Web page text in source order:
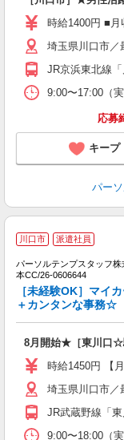
時給1400円 ■月
埼玉県川口市
JR京浜東北線
9:00〜17:00（
応募
キープ
パー
川口市 派遣社員
パーソルテンプスタッフ
本CC/26-0606644
［未経験OK］マイ
＋カンタンな事務☆
8月開始★［東川口☆
時給1450円 【
埼玉県川口市
JR武蔵野線「
9:00〜18:00（